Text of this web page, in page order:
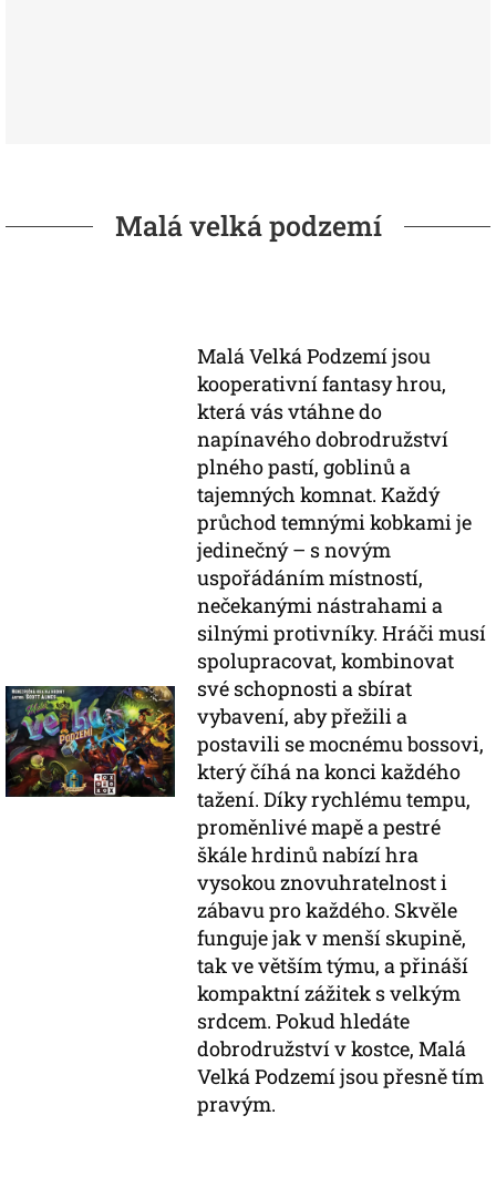
Malá velká podzemí
Malá Velká Podzemí jsou
kooperativní fantasy hrou,
která vás vtáhne do
napínavého dobrodružství
plného pastí, goblinů a
tajemných komnat. Každý
průchod temnými kobkami je
jedinečný – s novým
uspořádáním místností,
nečekanými nástrahami a
silnými protivníky. Hráči musí
spolupracovat, kombinovat
své schopnosti a sbírat
vybavení, aby přežili a
postavili se mocnému bossovi,
který číhá na konci každého
tažení. Díky rychlému tempu,
proměnlivé mapě a pestré
škále hrdinů nabízí hra
vysokou znovuhratelnost i
zábavu pro každého. Skvěle
funguje jak v menší skupině,
tak ve větším týmu, a přináší
kompaktní zážitek s velkým
srdcem. Pokud hledáte
dobrodružství v kostce, Malá
Velká Podzemí jsou přesně tím
pravým.